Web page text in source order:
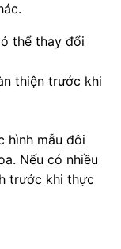
thể thay đổi
thiện trước khi
hình mẫu đôi
Nếu có nhiều
trước khi thực